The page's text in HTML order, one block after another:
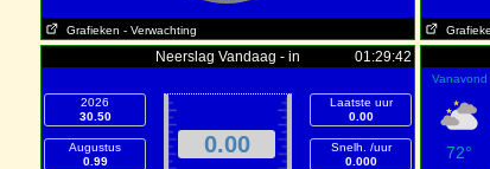
Grafieken - Verwachting
Neerslag Vandaag - in 01:29:42
2026
30.50
Augustus
0.99
0.00
Laatste uur
0.00
Snelh. /uur
0.000
Vanavond
72°